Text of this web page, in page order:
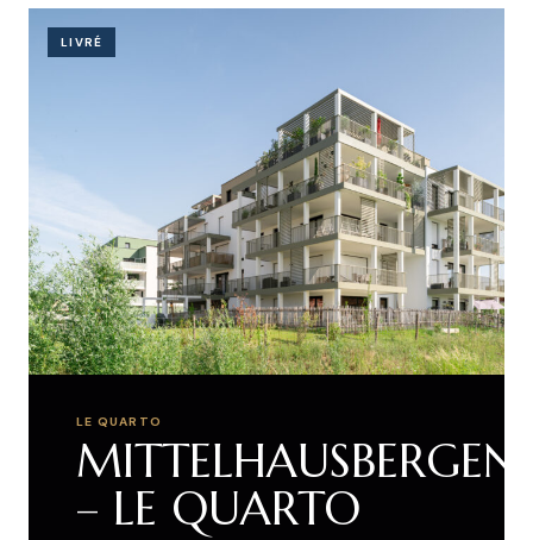
LIVRÉ
LE QUARTO
MITTELHAUSBERGEN
– LE QUARTO